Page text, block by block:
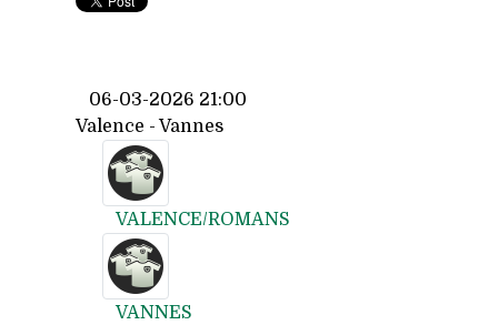
06-03-2026 21:00
Valence - Vannes
VALENCE/ROMANS
VANNES